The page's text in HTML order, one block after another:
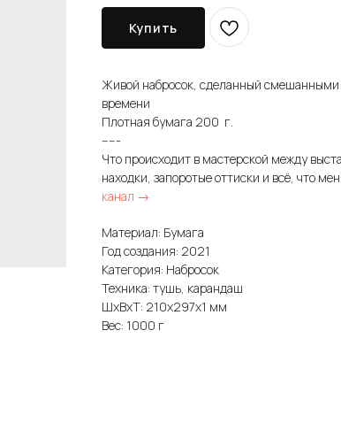
Купить
Живой набросок, сделанный
времени
Плотная бумага 200 г.
-----
Что происходит в мастерской между
находки, запоротые оттиски и всё, что
канал →
Материал: Бумага
Год создания: 2021
Категория: Набросок
Техника: тушь, карандаш
ШxВxТ: 210x297x1 мм
Вес: 1000 г